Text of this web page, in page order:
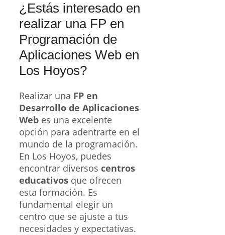
¿Estás interesado en
realizar una FP en
Programación de
Aplicaciones Web en
Los Hoyos?
Realizar una FP en
Desarrollo de Aplicaciones
Web es una excelente
opción para adentrarte en el
mundo de la programación.
En Los Hoyos, puedes
encontrar diversos centros
educativos que ofrecen
esta formación. Es
fundamental elegir un
centro que se ajuste a tus
necesidades y expectativas.